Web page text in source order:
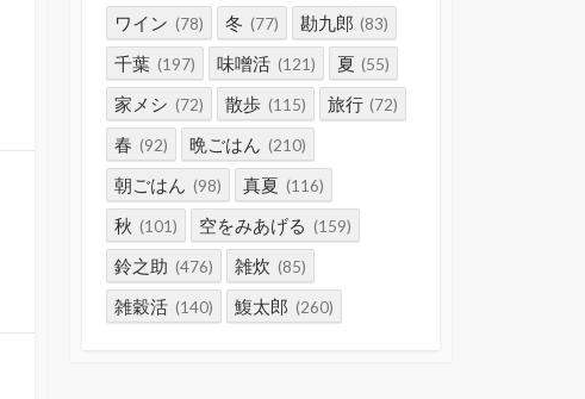
ワイン (78) 冬 (77) 勘九郎 (83)
千葉 (197) 味噌活 (121) 夏 (55)
家メシ (72) 散歩 (115) 旅行 (72)
春 (92) 晩ごはん (210)
朝ごはん (98) 真夏 (116)
秋 (101) 空をみあげる (159)
鈴之助 (476) 雑炊 (85)
雑穀活 (140) 鰒太郎 (260)